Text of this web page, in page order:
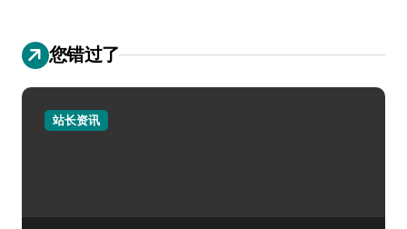
您错过了
站长资讯